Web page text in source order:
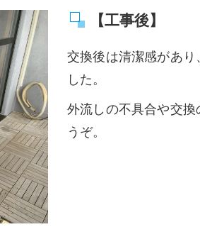
【工事後】
交換後は清潔感があ
した。
外流しの不具合や交
うぞ。